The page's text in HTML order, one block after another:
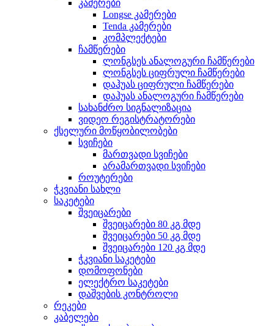
კამერები
Longse კამერები
Tenda კამერები
კომპლექტები
ჩამწერები
ლონგსეს ანალოგური ჩამწერები
ლონგსეს ციფრული ჩამწერები
დაჰუას ციფრული ჩამწერები
დაჰუას ანალოგური ჩამწერები
სახანძრო სიგნალიზაცია
ვიდეო რეგისტრატორები
ქსელური მოწყობილობები
სვიჩები
მართვადი სვიჩები
არამართვადი სვიჩები
როუტერები
ჭკვიანი სახლი
საკეტები
შვეიცარები
შვეიცარები 80 კგ მდე
შვეიცარები 50 კგ მდე
შვეიცარები 120 კგ მდე
ჭკვიანი საკეტები
დომოფონები
ელექტრო საკეტები
დაშვების კონტროლი
რეკები
კაბელები